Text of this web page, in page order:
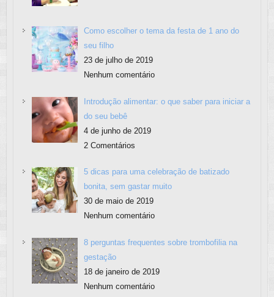
Como escolher o tema da festa de 1 ano do
seu filho
23 de julho de 2019
Nenhum comentário
Introdução alimentar: o que saber para iniciar a
do seu bebê
4 de junho de 2019
2 Comentários
5 dicas para uma celebração de batizado
bonita, sem gastar muito
30 de maio de 2019
Nenhum comentário
8 perguntas frequentes sobre trombofilia na
gestação
18 de janeiro de 2019
Nenhum comentário